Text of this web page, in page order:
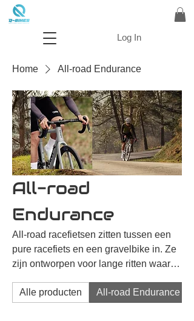
Log In
Home All-road Endurance
All-road
Endurance
All-road racefietsen zitten tussen een
pure racefiets en een gravelbike in. Ze
zijn ontworpen voor lange ritten waarbij
Alle producten
All-road Endurance